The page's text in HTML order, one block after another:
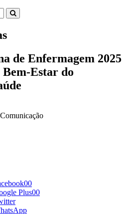
de Enfermagem 2025
Bem-Estar do
00
00